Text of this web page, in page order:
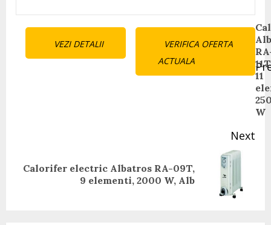
VEZI DETALII
VERIFICA OFERTA
ACTUALA
Continue
Reading
11
W
Next
Next
Calorifer electric Albatros RA-09T,
9 elementi, 2000 W, Alb